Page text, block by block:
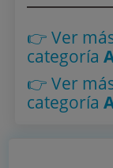
👉 Ver
categoría
👉 Ver
categoría